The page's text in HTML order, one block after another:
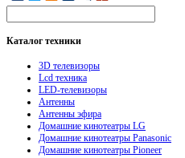
Каталогтехники
3D телевизоры
Lcd техника
LED-телевизоры
Антенны
Антенны эфира
Домашние кинотеатры LG
Домашние кинотеатры Panasonic
Домашние кинотеатры Pioneer